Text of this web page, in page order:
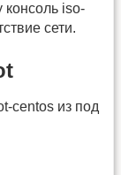
консоль iso-
сети.
centos из под